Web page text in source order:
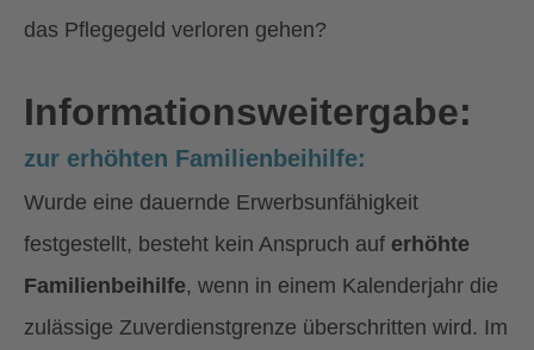
das Pflegegeld verloren gehen?
Informationsweitergabe:
zur erhöhten Familienbeihilfe:
Wurde eine dauernde Erwerbsunfähigkeit
festgestellt, besteht kein Anspruch auf erhöhte
Familienbeihilfe, wenn in einem Kalenderjahr die
zulässige Zuverdienstgrenze überschritten wird. Im